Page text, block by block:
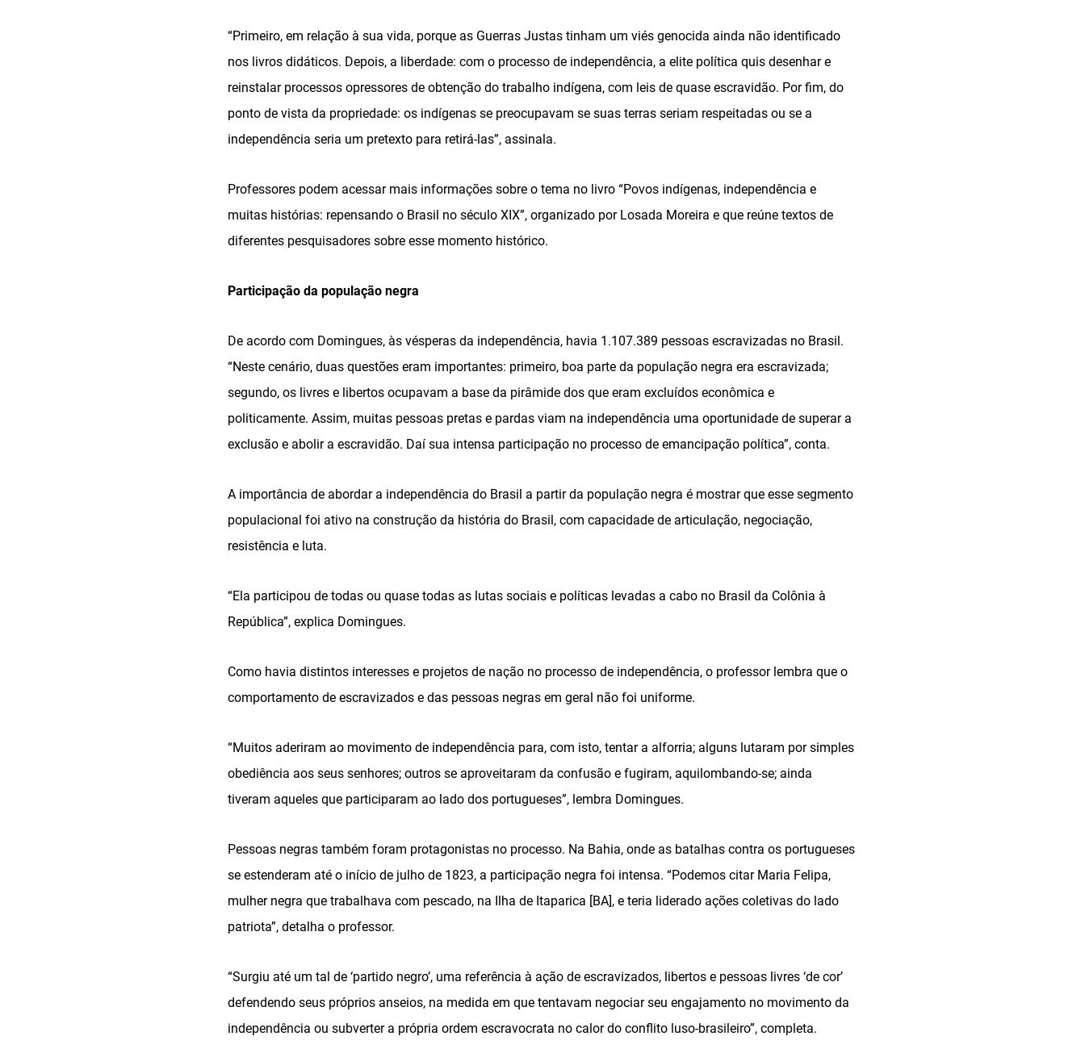
“Primeiro, em relação à sua vida, porque as Guerras Justas tinham um viés genocida ainda não identificado
nos livros didáticos. Depois, a liberdade: com o processo de independência, a elite política quis desenhar e
reinstalar processos opressores de obtenção do trabalho indígena, com leis de quase escravidão. Por fim, do
ponto de vista da propriedade: os indígenas se preocupavam se suas terras seriam respeitadas ou se a
independência seria um pretexto para retirá-las”, assinala.
Professores podem acessar mais informações sobre o tema no livro “Povos indígenas, independência e
muitas histórias: repensando o Brasil no século XIX”, organizado por Losada Moreira e que reúne textos de
diferentes pesquisadores sobre esse momento histórico.
Participação da população negra
De acordo com Domingues, às vésperas da independência, havia 1.107.389 pessoas escravizadas no Brasil.
“Neste cenário, duas questões eram importantes: primeiro, boa parte da população negra era escravizada;
segundo, os livres e libertos ocupavam a base da pirâmide dos que eram excluídos econômica e
politicamente. Assim, muitas pessoas pretas e pardas viam na independência uma oportunidade de superar a
exclusão e abolir a escravidão. Daí sua intensa participação no processo de emancipação política”, conta.
A importância de abordar a independência do Brasil a partir da população negra é mostrar que esse segmento
populacional foi ativo na construção da história do Brasil, com capacidade de articulação, negociação,
resistência e luta.
“Ela participou de todas ou quase todas as lutas sociais e políticas levadas a cabo no Brasil da Colônia à
República”, explica Domingues.
Como havia distintos interesses e projetos de nação no processo de independência, o professor lembra que o
comportamento de escravizados e das pessoas negras em geral não foi uniforme.
“Muitos aderiram ao movimento de independência para, com isto, tentar a alforria; alguns lutaram por simples
obediência aos seus senhores; outros se aproveitaram da confusão e fugiram, aquilombando-se; ainda
tiveram aqueles que participaram ao lado dos portugueses”, lembra Domingues.
Pessoas negras também foram protagonistas no processo. Na Bahia, onde as batalhas contra os portugueses
se estenderam até o início de julho de 1823, a participação negra foi intensa. “Podemos citar Maria Felipa,
mulher negra que trabalhava com pescado, na Ilha de Itaparica [BA], e teria liderado ações coletivas do lado
patriota”, detalha o professor.
“Surgiu até um tal de ‘partido negro’, uma referência à ação de escravizados, libertos e pessoas livres ‘de cor’
defendendo seus próprios anseios, na medida em que tentavam negociar seu engajamento no movimento da
independência ou subverter a própria ordem escravocrata no calor do conflito luso-brasileiro”, completa.